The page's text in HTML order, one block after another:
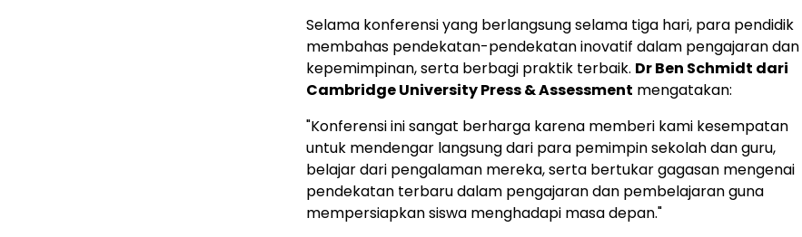
Selama konferensi yang berlangsung selama tiga hari, para pendidik
membahas pendekatan-pendekatan inovatif dalam pengajaran dan
kepemimpinan, serta berbagi praktik terbaik. DrBen Schmidt dari
Cambridge UniversityPress & Assessment mengatakan:
"Konferensi ini sangat berharga karena memberi kami kesempatan
untuk mendengar langsung dari para pemimpin sekolah dan guru,
belajar dari pengalaman mereka, serta bertukar gagasan mengenai
pendekatan terbaru dalam pengajaran dan pembelajaran guna
mempersiapkan siswa menghadapi masa depan."